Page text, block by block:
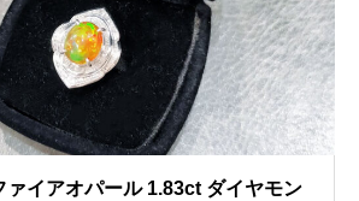
ァイアオパール 1.83ct ダイヤモン